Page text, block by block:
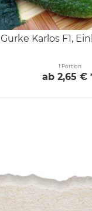
Gurke Karlos F1,
1 Portion
ab 2,65 €